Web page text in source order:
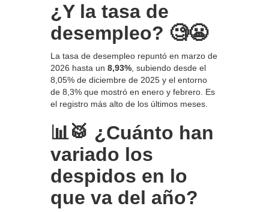
¿Y la tasa de
desempleo? 🧐😬
La tasa de desempleo repuntó en marzo de
2026 hasta un 8,93% , subiendo desde el
8,05% de diciembre de 2025 y el entorno
de 8,3% que mostró en enero y febrero. Es
el registro más alto de los últimos meses.
📊🥁 ¿Cuánto han
variado los
despidos en lo
que va del año?